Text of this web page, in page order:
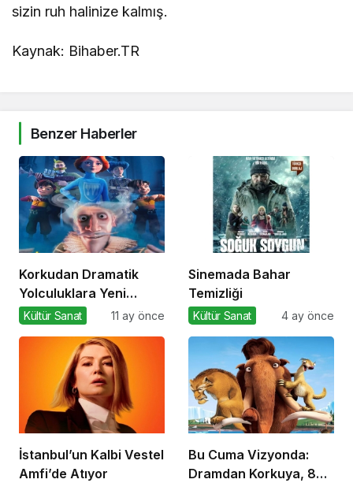
sizin ruh halinize kalmış.
Kaynak: Bihaber.TR
Benzer Haberler
Korkudan Dramatik
Yolculuklara Yeni
Filmler
Kültür Sanat 11 ay önce
Sinemada Bahar
Temizliği
Kültür Sanat 4 ay önce
İstanbul’un Kalbi Vestel
Amfi’de Atıyor
Bu Cuma Vizyonda:
Dramdan Korkuya, 8